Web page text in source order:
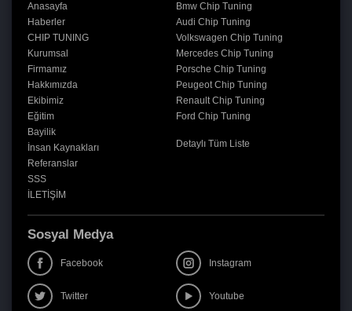
Anasayfa
Haberler
CHIP TUNING
Kurumsal
Firmamız
Hakkımızda
Ekibimiz
Eğitim
Bayilik
İnsan Kaynakları
Referanslar
SSS
İLETİŞİM
Bmw Chip Tuning
Audi Chip Tuning
Volkswagen Chip Tuning
Mercedes Chip Tuning
Porsche Chip Tuning
Peugeot Chip Tuning
Renault Chip Tuning
Ford Chip Tuning
Detaylı Tüm Liste
Sosyal Medya
Facebook Instagram
Twitter Youtube